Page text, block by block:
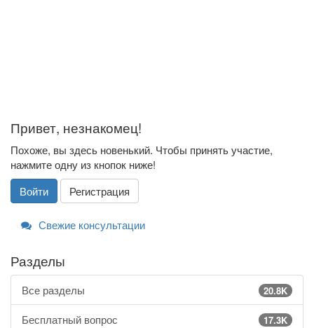
Привет, незнакомец!
Похоже, вы здесь новенький. Чтобы принять участие,
нажмите одну из кнопок ниже!
Войти
Регистрация
Свежие консультации
Разделы
Все разделы 20.8K
Бесплатный вопрос 17.3K